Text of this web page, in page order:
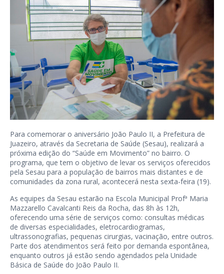
Para comemorar o aniversário João Paulo II, a Prefeitura de
Juazeiro, através da Secretaria de Saúde (Sesau), realizará a
próxima edição do “Saúde em Movimento” no bairro. O
programa, que tem o objetivo de levar os serviços oferecidos
pela Sesau para a população de bairros mais distantes e de
comunidades da zona rural, acontecerá nesta sexta-feira (19).
As equipes da Sesau estarão na Escola Municipal Profª Maria
Mazzarello Cavalcanti Reis da Rocha, das 8h às 12h,
oferecendo uma série de serviços como: consultas médicas
de diversas especialidades, eletrocardiogramas,
ultrassonografias, pequenas cirurgias, vacinação, entre outros.
Parte dos atendimentos será feito por demanda espontânea,
enquanto outros já estão sendo agendados pela Unidade
Básica de Saúde do João Paulo II.